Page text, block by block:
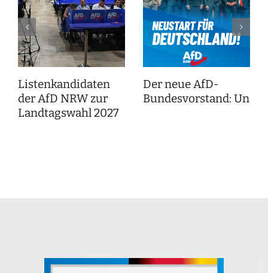
Listenkandidaten
der AfD NRW zur
Landtagswahl 2027
Der neue AfD-
Bundesvorstand: